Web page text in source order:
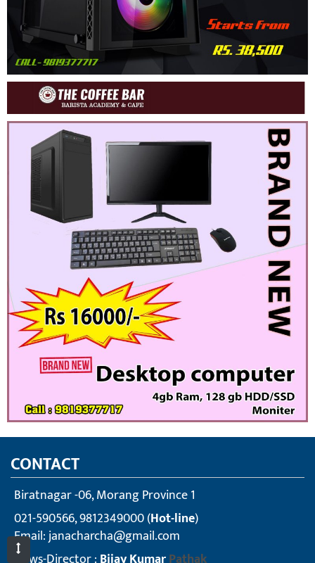
CONTACT
Biratnagar -06, Morang Province 1
021-590566, 9812349000 (Hot-line)
Email:janacharcha@gmail.com